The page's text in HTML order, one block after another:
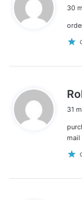
30
31
mail